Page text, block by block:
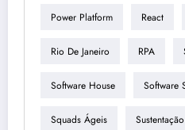
Power Platform React
Rio De Janeiro RPA
Software House Software
Squads Ágeis